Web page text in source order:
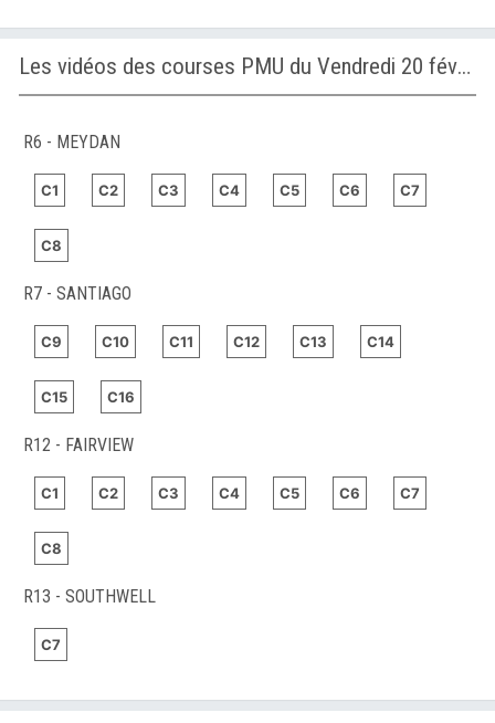
Les vidéos des courses PMU du Vendredi 20 février 2026
R6 - MEYDAN
C1 C2 C3 C4 C5 C6 C7
C8
R7 - SANTIAGO
C9 C10 C11 C12 C13 C14
C15 C16
R12 - FAIRVIEW
C1 C2 C3 C4 C5 C6 C7
C8
R13 - SOUTHWELL
C7